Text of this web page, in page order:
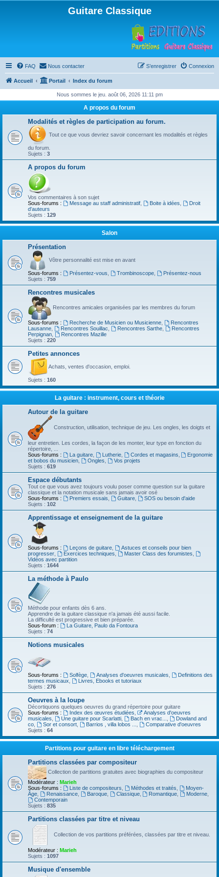
Guitare Classique
FAQ Nous contacter Connexion
S’enregistrer
Accueil Portail Index du forum
Nous sommes le jeu. août 06, 2026 11:11 pm
A propos du forum
Modalités et règles de participation au forum.
Tout ce que vous devriez savoir concernant les modalités et règles
du forum.
Sujets : 3
A propos du forum
Vos commentaires à son sujet
Sous-forums :
Message au staff administratif, Boite à idées
Droit
d'auteurs
Sujets : 129
Salon
Présentation
Vôtre personnalité est mise en avant
Sous-forums : Présentez-vous Trombinoscope,
Présentez-nous
Sujets : 759
Rencontres musicales
Rencontres amicales organisées par les membres du forum
Sous-forums : Recherche de Musicien ou Musicienne,
Rencontres
Lausanne
Rencontres Souillac Rencontres Sarthe,
Rencontres
Perpignan
Rencontres Mazille
Sujets : 220
Petites annonces
Achats, ventes d'occasion, emploi.
Sujets : 160
La guitare : instrument, cours et théorie
Autour de la guitare
Construction, utilisation, technique de jeu. Les ongles, les doigts et
leur entretien. Les cordes, la façon de les monter, leur type en fonction du
répertoire, ...
Sous-forums :
La guitare, Lutherie, Cordes et magasins
Ergonomie
et bobos du musicien
Ongles
Vos projets
Sujets : 619
Espace débutants
Tout ce que vous avez toujours voulu poser comme question sur la guitare
classique et la notation musicale sans jamais avoir osé
Sous-forums :
Premiers essais Guitare,
SOS ou besoin d'aide
Sujets : 102
Apprentissage et enseignement de la guitare
Sous-forums : Leçons de guitare,
Astuces et conseils pour bien
progresser
Exercices techniques Master Class des forumistes
Vidéos avec partition
Sujets : 1644
La méthode à Paulo
Méthode pour enfants dès 6 ans.
Apprendre de la guitare classique n'a jamais été aussi facile.
La difficulté est progressive et bien préparée.
Sous-forum :
La Guitare, Paulo da Fontoura
Sujets : 74
Notions musicales
Sous-forums : Solfège, Analyses d'oeuvres musicales
Definitions des
termes musicaux
Livres, Ebooks et tutoriaux
Sujets : 276
Oeuvres à la loupe
Décortiquons quelques oeuvres du grand répertoire pour guitare
Sous-forums :
Index des œuvres étudiées
Analyses d'oeuvres
musicales
Une guitare pour Scarlatti, Bach en vrac...
Dowland and
co
Sor et consort, Barrios , villa lobos ...
Comparative d'oeuvres
Sujets : 64
Partitions pour guitare en libre téléchargement
Partitions classées par compositeur
Collection de partitions gratuites avec biographies du compositeur
Modérateur : Marieh
Sous-forums :
Liste de compositeurs Méthodes et traités
Moyen-
Âge
Renaissance, Baroque, Classique, Romantique Moderne
Contemporain
Sujets : 835
Partitions classées par titre et niveau
Collection de vos partitions préférées, classées par titre et niveau.
Modérateur : Marieh
Sujets : 1097
Musique d'ensemble